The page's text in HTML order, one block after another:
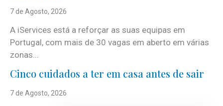
7 de Agosto, 2026
A iServices está a reforçar as suas equipas em
Portugal, com mais de 30 vagas em aberto em várias
zonas...
Cinco cuidados a ter em casa antes de sair
7 de Agosto, 2026